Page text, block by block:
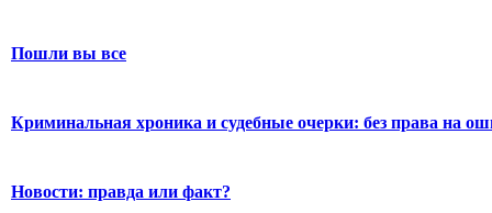
Пошли вы все
Криминальная хроника и судебные очерки: без права на
Новости: правда или факт?